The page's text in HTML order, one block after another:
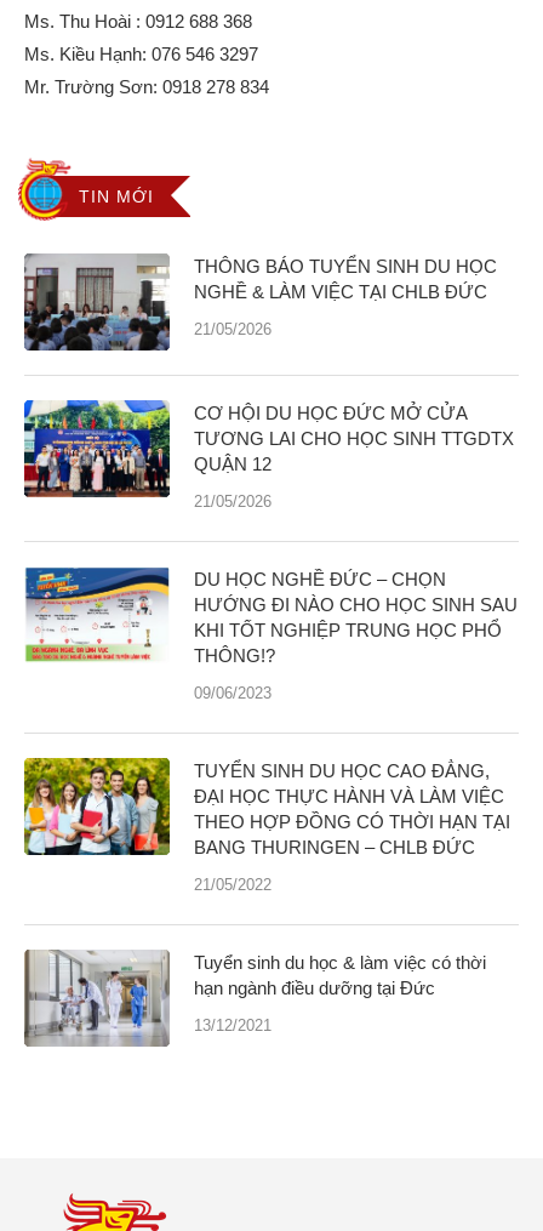
Ms. Thu Hoài : 0912 688 368
Ms. Kiều Hạnh: 076 546 3297
Mr. Trường Sơn: 0918 278 834
TIN MỚI
THÔNG BÁO TUYỂN SINH DU HỌC
NGHỀ & LÀM VIỆC TẠI CHLB ĐỨC
21/05/2026
CƠ HỘI DU HỌC ĐỨC MỞ CỬA
TƯƠNG LAI CHO HỌC SINH TTGDTX
QUẬN 12
21/05/2026
DU HỌC NGHỀ ĐỨC – CHỌN
HƯỚNG ĐI NÀO CHO HỌC SINH SAU
KHI TỐT NGHIỆP TRUNG HỌC PHỔ
THÔNG!?
09/06/2023
TUYỂN SINH DU HỌC CAO ĐẲNG,
ĐẠI HỌC THỰC HÀNH VÀ LÀM VIỆC
THEO HỢP ĐỒNG CÓ THỜI HẠN TẠI
BANG THURINGEN – CHLB ĐỨC
21/05/2022
Tuyển sinh du học & làm việc có thời
hạn ngành điều dưỡng tại Đức
13/12/2021